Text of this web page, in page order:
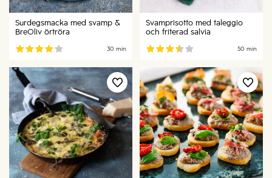
Surdegsmacka med svamp &
BreOliv örtröra
30 min
Svamprisotto med taleggio
och friterad salvia
50 min